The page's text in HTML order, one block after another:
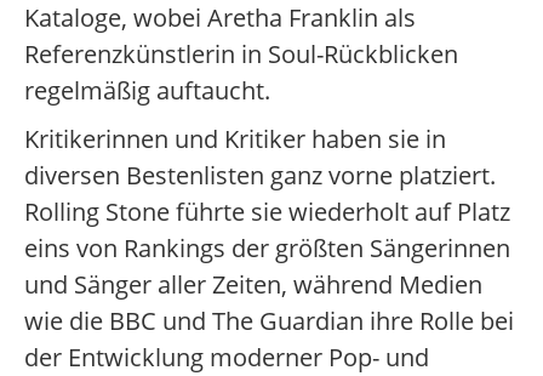
Kataloge, wobei Aretha Franklin als
Referenzkünstlerin in Soul-Rückblicken
regelmäßig auftaucht.
Kritikerinnen und Kritiker haben sie in
diversen Bestenlisten ganz vorne platziert.
Rolling Stone führte sie wiederholt auf Platz
eins von Rankings der größten Sängerinnen
und Sänger aller Zeiten, während Medien
wie die BBC und The Guardian ihre Rolle bei
der Entwicklung moderner Pop- und